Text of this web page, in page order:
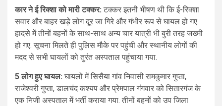
कार ने ई रिक्शा को मारी टक्कर: टक्कर इतनी भीषण थी कि ई-रिक्शा
सवार और बाहर खड़े लोग दूर जा गिरे और गंभीर रूप से घायल हो गए.
हादसे में तीनों बहनों के साथ-साथ अन्य चार यात्री भी बुरी तरह जख्मी
हो गए. सूचना मिलते ही पुलिस मौके पर पहुंची और स्थानीय लोगों की
मदद से सभी घायलों को तुरंत अस्पताल पहुंचाया गया.
5 लोग हुए घायल: घायलों में सिसैया गांव निवासी रामकुमार गुप्ता,
राजेश्वरी गुप्ता, डालचंद कश्यप और प्रेमपाल गंगवार को सितारगंज के
एक निजी अस्पताल में भर्ती कराया गया. तीनों बहनों को उप जिला